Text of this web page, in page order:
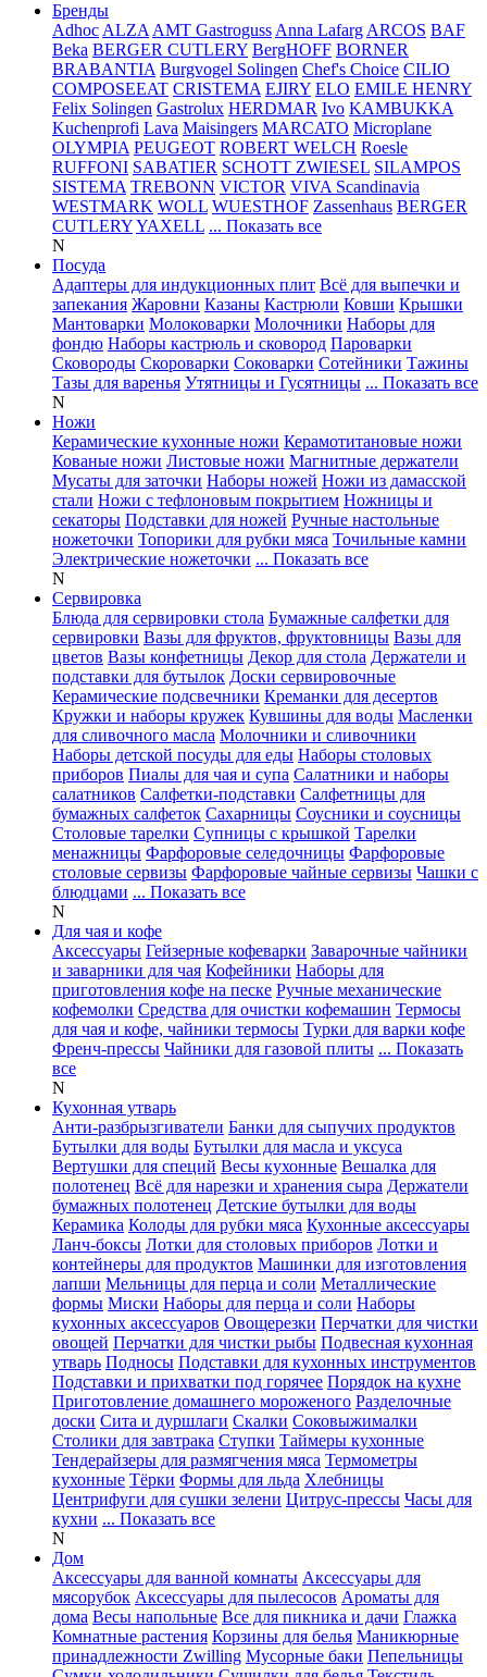
Бренды
Adhoc ALZA AMT Gastroguss Anna Lafarg ARCOS BAF
Beka BERGER CUTLERY BergHOFF BORNER
BRABANTIA Burgvogel Solingen Chef's Choice CILIO
COMPOSEEAT CRISTEMA EJIRY ELO EMILE HENRY
Felix Solingen Gastrolux HERDMAR Ivo KAMBUKKA
Kuchenprofi Lava Maisingers MARCATO Microplane
OLYMPIA PEUGEOT ROBERT WELCH Roesle
RUFFONI SABATIER SCHOTT ZWIESEL SILAMPOS
SISTEMA TREBONN VICTOR VIVA Scandinavia
WESTMARK WOLL WUESTHOF Zassenhaus BERGER
CUTLERYYAXELL ... Показать все
N
Посуда
Адаптеры для индукционных плит Всё для выпечки и
запекания Жаровни Казаны Кастрюли Ковши Крышки
Мантоварки Молоковарки Молочники Наборы для
фондю Наборы кастрюль и сковород Пароварки
Сковороды Скороварки Соковарки Сотейники Тажины
Тазы для варенья Утятницы и Гусятницы ... Показать все
N
Ножи
Керамические кухонные ножи Керамотитановые ножи
Кованые ножи Листовые ножи Магнитные держатели
Мусаты для заточки Наборы ножей Ножи из дамасской
стали Ножи с тефлоновым покрытием Ножницы и
секаторы Подставки для ножей Ручные настольные
ножеточки Топорики для рубки мяса Точильные камни
Электрические ножеточки ... Показать все
N
Сервировка
Блюда для сервировки стола Бумажные салфетки для
сервировки Вазы для фруктов, фруктовницы Вазы для
цветов Вазы конфетницы Декор для стола Держатели и
подставки для бутылок Доски сервировочные
Керамические подсвечники Креманки для десертов
Кружки и наборы кружек Кувшины для воды Масленки
для сливочного масла Молочники и сливочники
Наборы детской посуды для еды Наборы столовых
приборов Пиалы для чая и супа Салатники и наборы
салатников Салфетки-подставки Салфетницы для
бумажных салфеток Сахарницы Соусники и соусницы
Столовые тарелки Супницы с крышкой Тарелки
менажницы Фарфоровые селедочницы Фарфоровые
столовые сервизы Фарфоровые чайные сервизы Чашки с
блюдцами ... Показать все
N
Для чая и кофе
Аксессуары Гейзерные кофеварки Заварочные чайники
и заварники для чая Кофейники Наборы для
приготовления кофе на песке Ручные механические
кофемолки Средства для очистки кофемашин Термосы
для чая и кофе, чайники термосы Турки для варки кофе
Френч-прессы Чайники для газовой плиты ... Показать
все
N
Кухонная утварь
Анти-разбрызгиватели Банки для сыпучих продуктов
Бутылки для воды Бутылки для масла и уксуса
Вертушки для специй Весы кухонные Вешалка для
полотенец Всё для нарезки и хранения сыра Держатели
бумажных полотенец Детские бутылки для воды
Керамика Колоды для рубки мяса Кухонные аксессуары
Ланч-боксы Лотки для столовых приборов Лотки и
контейнеры для продуктов Машинки для изготовления
лапши Мельницы для перца и соли Металлические
формы Миски Наборы для перца и соли Наборы
кухонных аксессуаров Овощерезки Перчатки для чистки
овощей Перчатки для чистки рыбы Подвесная кухонная
утварь Подносы Подставки для кухонных инструментов
Подставки и прихватки под горячее Порядок на кухне
Приготовление домашнего мороженого Разделочные
доски Сита и дуршлаги Скалки Соковыжималки
Столики для завтрака Ступки Таймеры кухонные
Тендерайзеры для размягчения мяса Термометры
кухонные Тёрки Формы для льда Хлебницы
Центрифуги для сушки зелени Цитрус-прессы Часы для
кухни ... Показать все
N
Дом
Аксессуары для ванной комнаты Аксессуары для
мясорубок Аксессуары для пылесосов Ароматы для
дома Весы напольные Все для пикника и дачи Глажка
Комнатные растения Корзины для белья Маникюрные
принадлежности Zwilling Мусорные баки Пепельницы